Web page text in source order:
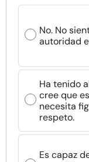
No. No
autoridad
Ha tenido
cree que
necesita
respeto.
Es capaz